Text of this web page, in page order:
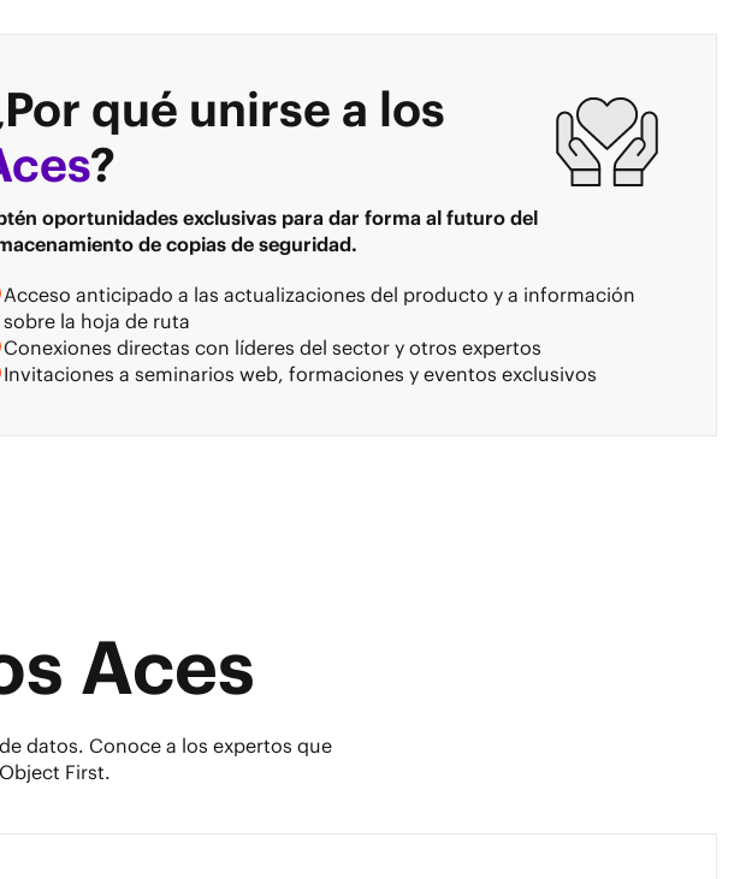
qué unirse a los
?
oportunidades exclusivas para dar forma al futuro del
de copias de seguridad.
Acceso anticipado a las actualizaciones del producto y a información
sobre la hoja de ruta
Conexiones directas con líderes del sector y otros expertos
Invitaciones a seminarios web, formaciones y eventos exclusivos
Aces
datos. Conoce a los expertos que
First.